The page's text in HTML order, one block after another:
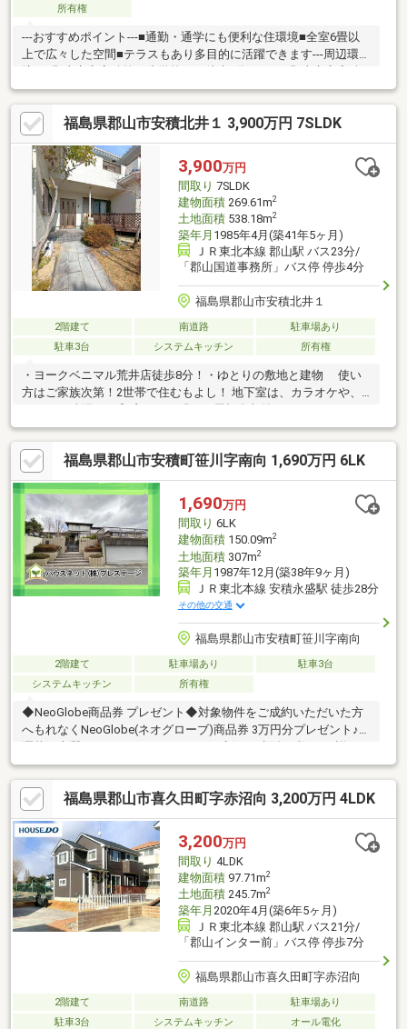
所有権
---おすすめポイント---■通勤・通学にも便利な住環境■全室6畳以
上で広々した空間■テラスもあり多目的に活躍できます---周辺環
中学校まで徒歩8分/563ｍ■ブイチェーン荒井店まで徒歩6分/423
ｍ■土屋病院まで徒歩16分/1248ｍ◇◇買替の方、自己資金の少な
い方、勤続年数短い方、自営業の方住宅ローンにご不安のある
方、お気軽にご相談ください◇◇「お家探し」「ご売却」は 地域
密着型不動産 株式会社吉田設備セットホーム不動産事業部にお
まかせ下さい！
福島県郡山市安積北井１ 3,900万円 7SLDK
3,900万円
間取り 7SLDK
建物面積269.61m2
土地面積538.18m2
築年月 1985年4月(築41年5ヶ月)
ＪＲ東北本線 郡山駅 バス23分/
「郡山国道事務所」バス停 停歩4分
福島県郡山市安積北井１
2階建て 南道路
駐車場あり
駐車3台
システムキッチン 所有権
・ヨークベニマル荒井店徒歩8分！・ゆとりの敷地と建物 使い
方はご家族次第！2世帯で住むもよし！ 地下室は、カラオケや、
バンドの練習にも◎ 窓のある明るい屋根裏収納もございます！・
2010年のリフォーム多数♪贅沢なリビング空間 使い勝手の良い水
回りとなっています・小中学校が徒歩10分以内♪通学安心・周辺
環境充実♪徒歩圏内のスーパー・コンビニ店 飲食店が多数！・南
インター線、内環状線アクセス良好！
福島県郡山市安積町笹川字南向 1,690万円 6LK
1,690万円
間取り 6LK
建物面積150.09m2
土地面積307m2
築年月 1987年12月(築38年9ヶ月)
ＪＲ東北本線 安積永盛駅 徒歩28分
その他の交通
福島県郡山市安積町笹川字南向
2階建て 駐車場あり
駐車3台
システムキッチン
所有権
◆NeoGlobe商品券 プレゼント◆対象物件をご成約いただいた方
へもれなくNeoGlobe(ネオグローブ)商品券 3万円分プレゼント♪お
スタッフまでお問い合わせくださいこちらの物件から徒歩約3分
(180m)の場所(安積町笹川字中ノ渡戸)にある27.56㎡の土地も売買
対象となります。お車2～３台はとめられる広さです。(売買面積
307㎡＋27.56㎡ )◆おススメPoint◆・国道4号線へのアクセス良
好・南向き陽当たり良好、角地☆接道6ｍ以上◆周辺環境◆安積
第三小学校 徒歩約19分安積第二中学校 徒歩約27分
福島県郡山市喜久田町字赤沼向 3,200万円 4LDK
3,200万円
間取り 4LDK
建物面積97.71m2
土地面積245.7m2
築年月 2020年4月(築6年5ヶ月)
ＪＲ東北本線 郡山駅 バス21分/
「郡山インター前」バス停 停歩7分
福島県郡山市喜久田町字赤沼向
2階建て 南道路
駐車場あり
駐車3台
システムキッチン オール電化